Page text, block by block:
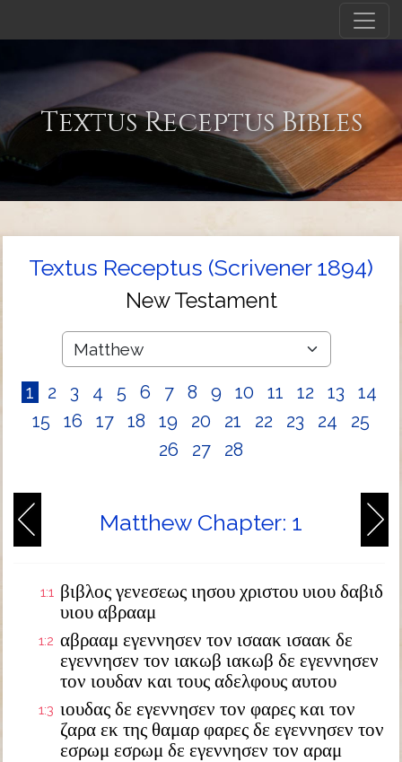
Textus Receptus Bibles
Textus Receptus (Scrivener 1894)
New Testament
1 2 3 4 5 6 7 8 9 10 11 12 13
14
15
16 17 18 19 20 21 22 23 24
25
26
27 28
Matthew Chapter: 1
1:1 βιβλος γενεσεως ιησου χριστου υιου δαβιδ
υιου αβρααμ
1:2 αβρααμ εγεννησεν τον ισαακ ισαακ δε
εγεννησεν τον ιακωβ ιακωβ δε εγεννησεν
τον ιουδαν και τους αδελφους αυτου
1:3 ιουδας δε εγεννησεν τον φαρες και τον
ζαρα εκ της θαμαρ φαρες δε εγεννησεν τον
εσρωμ εσρωμ δε εγεννησεν τον αραμ